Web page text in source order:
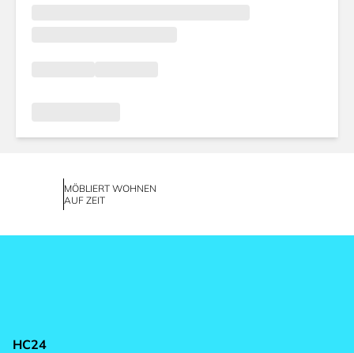
MÖBLIERT WOHNEN
AUF ZEIT
HC24